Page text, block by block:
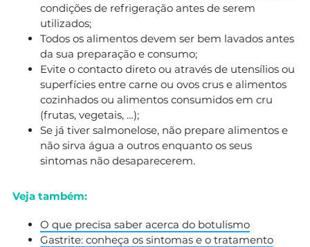
condições de refrigeração antes de serem
utilizados;
Todos os alimentos devem ser bem lavados antes
da sua preparação e consumo;
Evite o contacto direto ou através de utensílios ou
superfícies entre carne ou ovos crus e alimentos
cozinhados ou alimentos consumidos em cru
(frutas, vegetais, …);
Se já tiver salmonelose, não prepare alimentos e
não sirva água a outros enquanto os seus
sintomas não desaparecerem.
Veja também:
O que precisa saber acerca do botulismo
Gastrite: conheça os sintomas e o tratamento